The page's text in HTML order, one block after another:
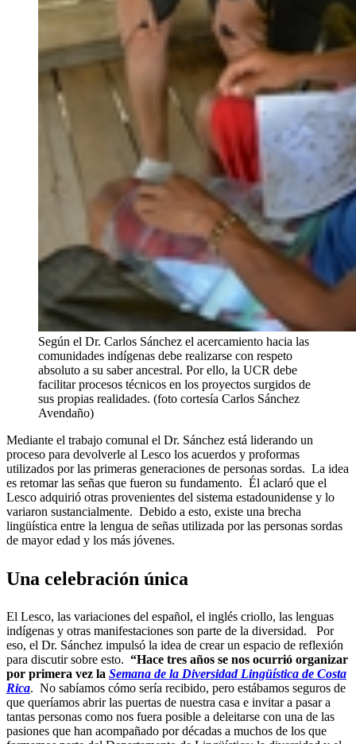
Según el Dr. Carlos Sánchez el acercamiento hacia las
comunidades indígenas debe realizarse con respeto
absoluto a su saber ancestral. Por ello, la UCR debe
facilitar procesos técnicos en los proyectos surgidos de
sus propias realidades. (foto cortesía Carlos Sánchez
Avendaño)
Mediante el trabajo comunal el Dr. Sánchez está liderando un
proceso para devolverle al Lesco los acuerdos y proformas
utilizados por las primeras generaciones de personas sordas. La idea
es retomar las señas que fueron su fundamento. Él aclaró que el
Lesco adquirió otras provenientes del sistema estadounidense y lo
variaron sustancialmente. Debido a esto, existe una brecha
lingüística entre la lengua de señas utilizada por las personas sordas
de mayor edad y los más jóvenes.
Una celebración única
El Lesco, las variaciones del español, el inglés criollo, las lenguas
indígenas y otras manifestaciones son parte de la diversidad. Por
eso, el Dr. Sánchez impulsó la idea de crear un espacio de reflexión
para discutir sobre esto. “Hace tres años se nos ocurrió organizar
por primera vez la Semana de la Diversidad Lingüística de Costa
Rica. No sabíamos cómo sería recibido, pero estábamos seguros de
que queríamos abrir las puertas de nuestra casa e invitar a pasar a
tantas personas como nos fuera posible a deleitarse con una de las
pasiones que han acompañado por décadas a muchos de los que